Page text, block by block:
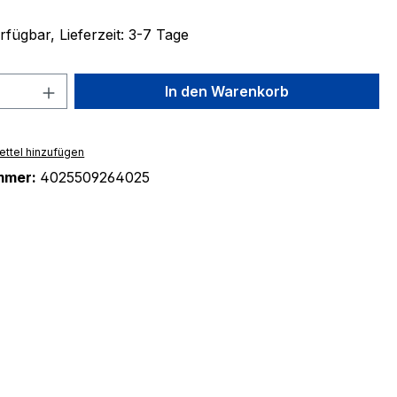
Lieferzeit: 3-7 Tage
Gib den gewünschten Wert
In den Warenkorb
hinzufügen
4025509264025